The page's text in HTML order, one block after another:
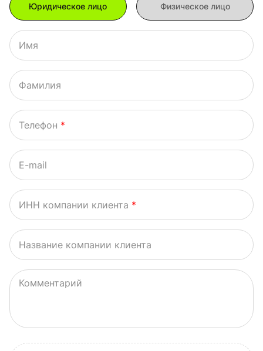
Имя
Фамилия
Телефон *
E-mail
ИНН компании клиента *
Название компании клиента
Комментарий